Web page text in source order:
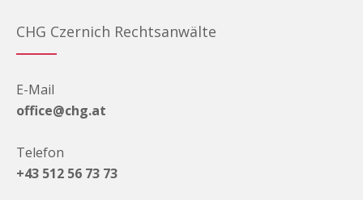
CHG Czernich Rechtsanwälte
E-Mail
office@chg.at
Telefon
+43 512 56 73 73